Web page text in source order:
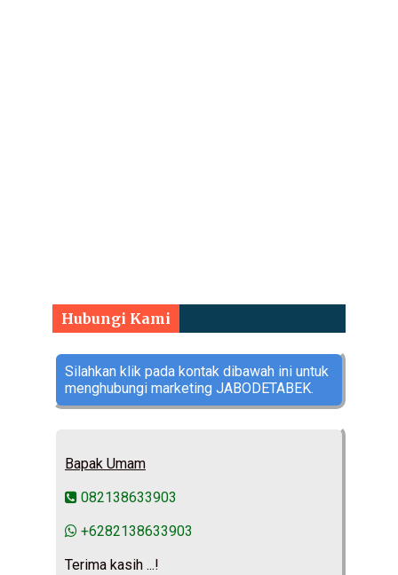
Hubungi Kami
Silahkan klik pada kontak dibawah ini untuk
menghubungi marketing JABODETABEK.
Bapak Umam
082138633903
+6282138633903
Terima kasih ...!